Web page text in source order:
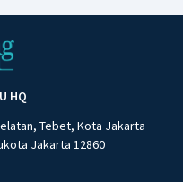
HQ
Tebet, Kota Jakarta
Jakarta 12860